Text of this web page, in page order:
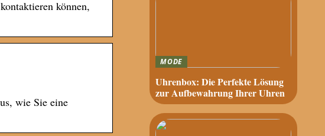
können,
wie Sie eine
MODE
Uhrenbox: Die Perfekte Lösung
zur Aufbewahrung Ihrer Uhren